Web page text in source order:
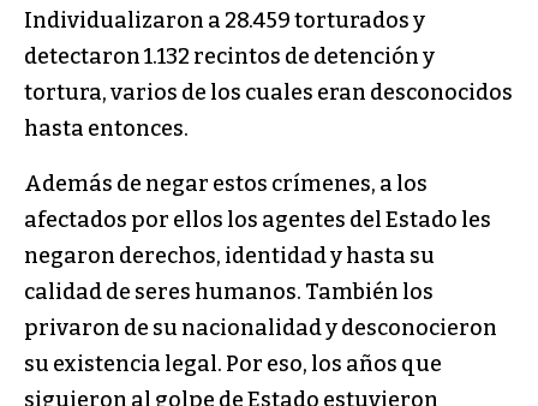
Individualizaron a 28.459 torturados y
detectaron 1.132 recintos de detención y
tortura, varios de los cuales eran desconocidos
hasta entonces.
Además de negar estos crímenes, a los
afectados por ellos los agentes del Estado les
negaron derechos, identidad y hasta su
calidad de seres humanos. También los
privaron de su nacionalidad y desconocieron
su existencia legal. Por eso, los años que
siguieron al golpe de Estado estuvieron